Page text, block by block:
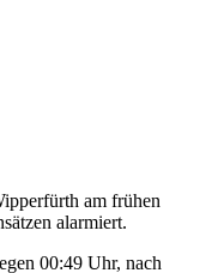
am frühen
alarmiert.
00:49 Uhr, nach